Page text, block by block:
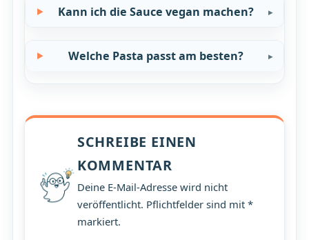
Kann ich die Sauce vegan machen?
Welche Pasta passt am besten?
SCHREIBE EINEN
KOMMENTAR
Deine E-Mail-Adresse wird nicht
veröffentlicht. Pflichtfelder sind mit *
markiert.